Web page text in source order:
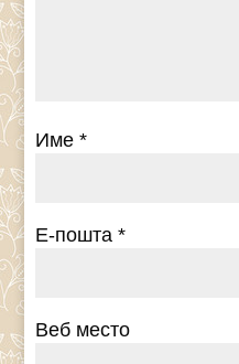
Име*
Е-пошта*
Веб место